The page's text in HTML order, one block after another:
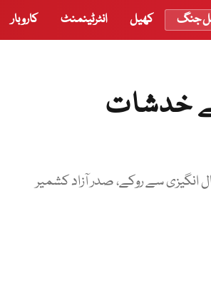
جنگ کھیل انٹرٹینمنٹ کاروبار
خدشات
انگیزی سے روکے، صدر آزاد کشمیر